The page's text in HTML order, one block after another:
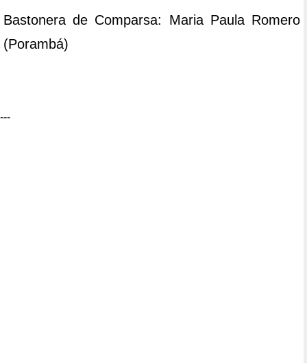
Bastonera de Comparsa: Maria Paula Romero
(Porambá)
---